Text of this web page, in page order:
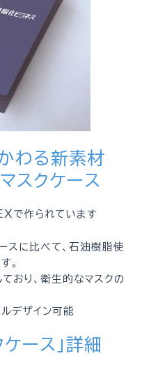
わる新素材
スクケース
で作られています
スに比べて、石油樹脂使
。
おり、衛生的なマスクの
デザイン可能
ース」詳細